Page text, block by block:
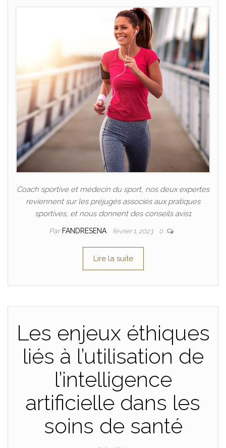
Coach sportive et médecin du sport, nos deux expertes
reviennent sur les préjugés associés aux pratiques
sportives, et nous donnent des conseils avis1
Par FANDRESENA février 1, 2023 0
Lire la suite
Les enjeux éthiques
liés à l’utilisation de
l’intelligence
artificielle dans les
soins de santé